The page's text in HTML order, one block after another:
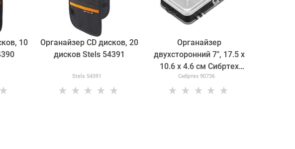
10
Органайзер CD дисков, 20
дисков Stels 54391
Stels 54391
Органайзер
двухсторонний 7", 17.5 х
10.6 х 4.6 см Сибртех
90736
Сибртех 90736